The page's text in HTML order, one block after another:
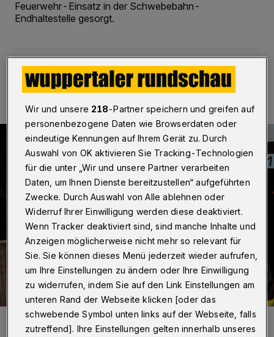
Feuerwehr-Einsatz in der Schwebebahn-
Endhaltestelle gesorgt.
07.01.2026 , 22:07 Uhr Eine Minute Lesezeit
Der Schwebebahn wurden sicher auf den Bahnsteig geleitet.
Foto: Wuppertaler Rundschau/Christoph Petersen
Wir und unsere 218-Partner speichern und greifen auf
personenbezogene Daten wie Browserdaten oder
eindeutige Kennungen auf Ihrem Gerät zu. Durch
Auswahl von OK aktivieren Sie Tracking-Technologien
für die unter „Wir und unsere Partner verarbeiten
Daten, um Ihnen Dienste bereitzustellen“ aufgeführten
Zwecke. Durch Auswahl von Alle ablehnen oder
Widerruf Ihrer Einwilligung werden diese deaktiviert.
Wenn Tracker deaktiviert sind, sind manche Inhalte und
Anzeigen möglicherweise nicht mehr so relevant für
Sie. Sie können dieses Menü jederzeit wieder aufrufen,
um Ihre Einstellungen zu ändern oder Ihre Einwilligung
zu widerrufen, indem Sie auf den Link Einstellungen am
unteren Rand der Webseite klicken [oder das
schwebende Symbol unten links auf der Webseite, falls
zutreffend]. Ihre Einstellungen gelten innerhalb unseres